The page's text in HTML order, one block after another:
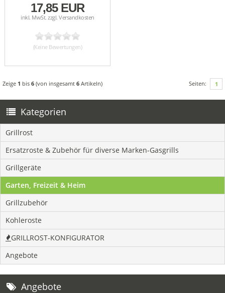
17,85 EUR
inkl. MwSt. zzgl.Versandkosten
(Keine Bewertungen)
Zeige 1 bis 6 (von insgesamt 6 Artikeln) Seiten: 1
Kategorien
Grillrost
Ersatzroste & Zubehör für diverse Marken-Gasgrills
Grillgeräte
Garten, Freizeit & Heim
Grillzubehör
Kohleroste
GRILLROST-KONFIGURATOR
Angebote
Angebote